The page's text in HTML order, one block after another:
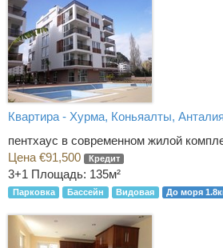
Квартира - Хурма, Коньяалты,
пентхаус в современном жилой
Цена €91,500
Кредит
3+1 Площадь: 135м²
Парковка Бассейн Видовая До моря